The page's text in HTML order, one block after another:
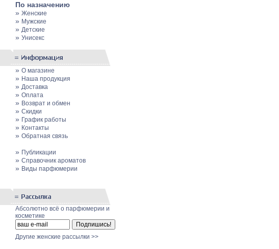
По назначению
» Женские
» Мужские
» Детские
» Унисекс
» О магазине
» Наша продукция
» Доставка
» Оплата
» Возврат и обмен
» Скидки
» График работы
» Контакты
» Обратная связь
» Публикации
» Cправочник ароматов
» Виды парфюмерии
Абсолютно всё о парфюмерии и
косметике
Другие женские рассылки >>